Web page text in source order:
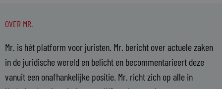
OVER MR.
Mr. is hét platform voor juristen. Mr. bericht over actuele zaken
in de juridische wereld en belicht en becommentarieert deze
vanuit een onafhankelijke positie. Mr. richt zich op alle in